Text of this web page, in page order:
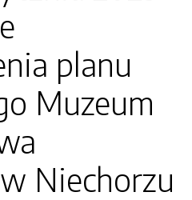
planu
Muzeum
Niechorzu